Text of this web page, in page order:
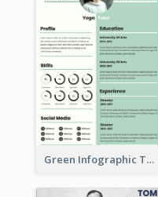
Green Infographic Teacher Resume